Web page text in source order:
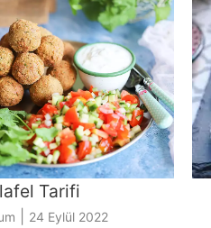
Tarifi
24 Eylül 2022